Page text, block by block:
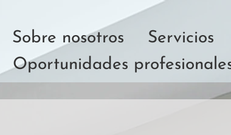
Sobre nosotros Servicios
Oportunidades